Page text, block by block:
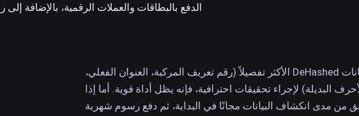
الدفع بالبطاقات والعملات الرقمية، بالإضافة
إذا كنت بحاجة إلى بيانات DeHashed الأكثر تفصيلاً (رقم تعريف المركبة، العنوان الفعلي،
البديلة) لإجراء تحقيقات احترافية، فإنه يظل أداة قوية. أما إذا
مدى انكشاف البيانات مجانًا في البداية، ثم دفع رسوم شهرية